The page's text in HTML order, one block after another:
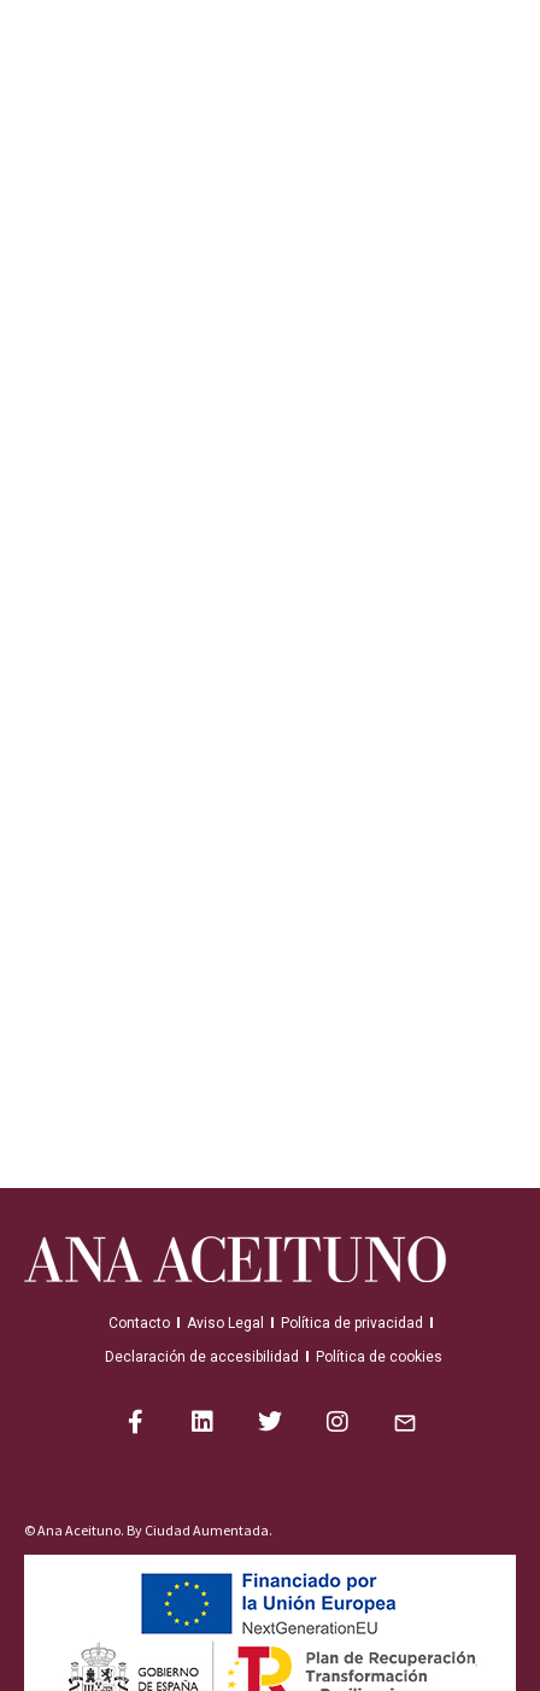
Contacto Aviso Legal
Política de privacidad
Declaración de accesibilidad
Política de cookies
© Ana Aceituno. By Ciudad Aumentada.